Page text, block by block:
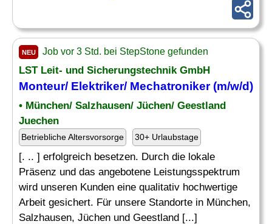
NEU Job vor 3 Std. bei StepStone gefunden
LST Leit- und Sicherungstechnik GmbH
Monteur/ Elektriker/ Mechatroniker(m/w/d)
• München/ Salzhausen/ Jüchen/ Geestland
Juechen
Betriebliche Altersvorsorge 30+ Urlaubstage
[. .. ] erfolgreich besetzen. Durch die lokale
Präsenz und das angebotene Leistungsspektrum
wird unseren Kunden eine qualitativ hochwertige
Arbeit gesichert. Für unsere Standorte in München,
Salzhausen, Jüchen und Geestland [...]